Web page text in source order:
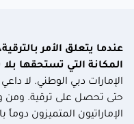
عندما يتعلق الأمر
المكانة التي تستحقها
الإمارات دبي الوطني. لا
حتى تحصل على ترقية. ومن
الإماراتيون المتميزون دوماً